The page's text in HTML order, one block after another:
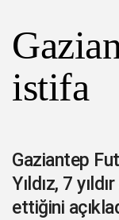
istifa
Gaziantep
Yıldız, 7
ettiğini